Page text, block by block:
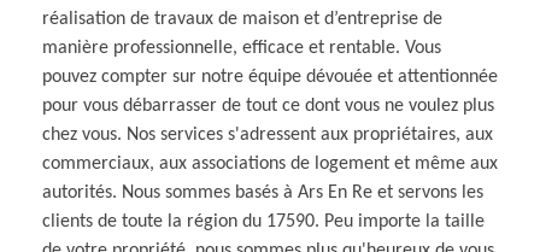
réalisation de travaux de maison et d’entreprise de
manière professionnelle, efficace et rentable. Vous
pouvez compter sur notre équipe dévouée et attentionnée
pour vous débarrasser de tout ce dont vous ne voulez plus
chez vous. Nos services s'adressent aux propriétaires, aux
commerciaux, aux associations de logement et même aux
autorités. Nous sommes basés à Ars En Re et servons les
clients de toute la région du 17590. Peu importe la taille